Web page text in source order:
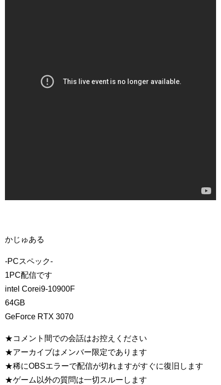
かじゅある
-PCスペック-
1PC配信です
intel Corei9-10900F
64GB
GeForce RTX 3070
★コメント間での会話はお控えください
★アーカイブはメンバー限定であります
★稀にOBSエラーで配信が切れますがすぐに復旧します
★ゲーム以外の質問は一切スルーします